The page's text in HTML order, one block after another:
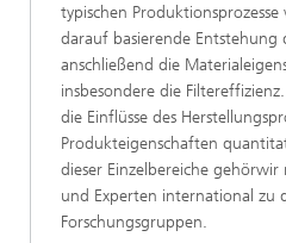
typischen
darauf basierende Entstehung
anschließend die
insbesondere die
die Einflüsse des
Produkteigenschaften
dieser Einzelbereiche
und Experten international zu
Forschungsgruppen.